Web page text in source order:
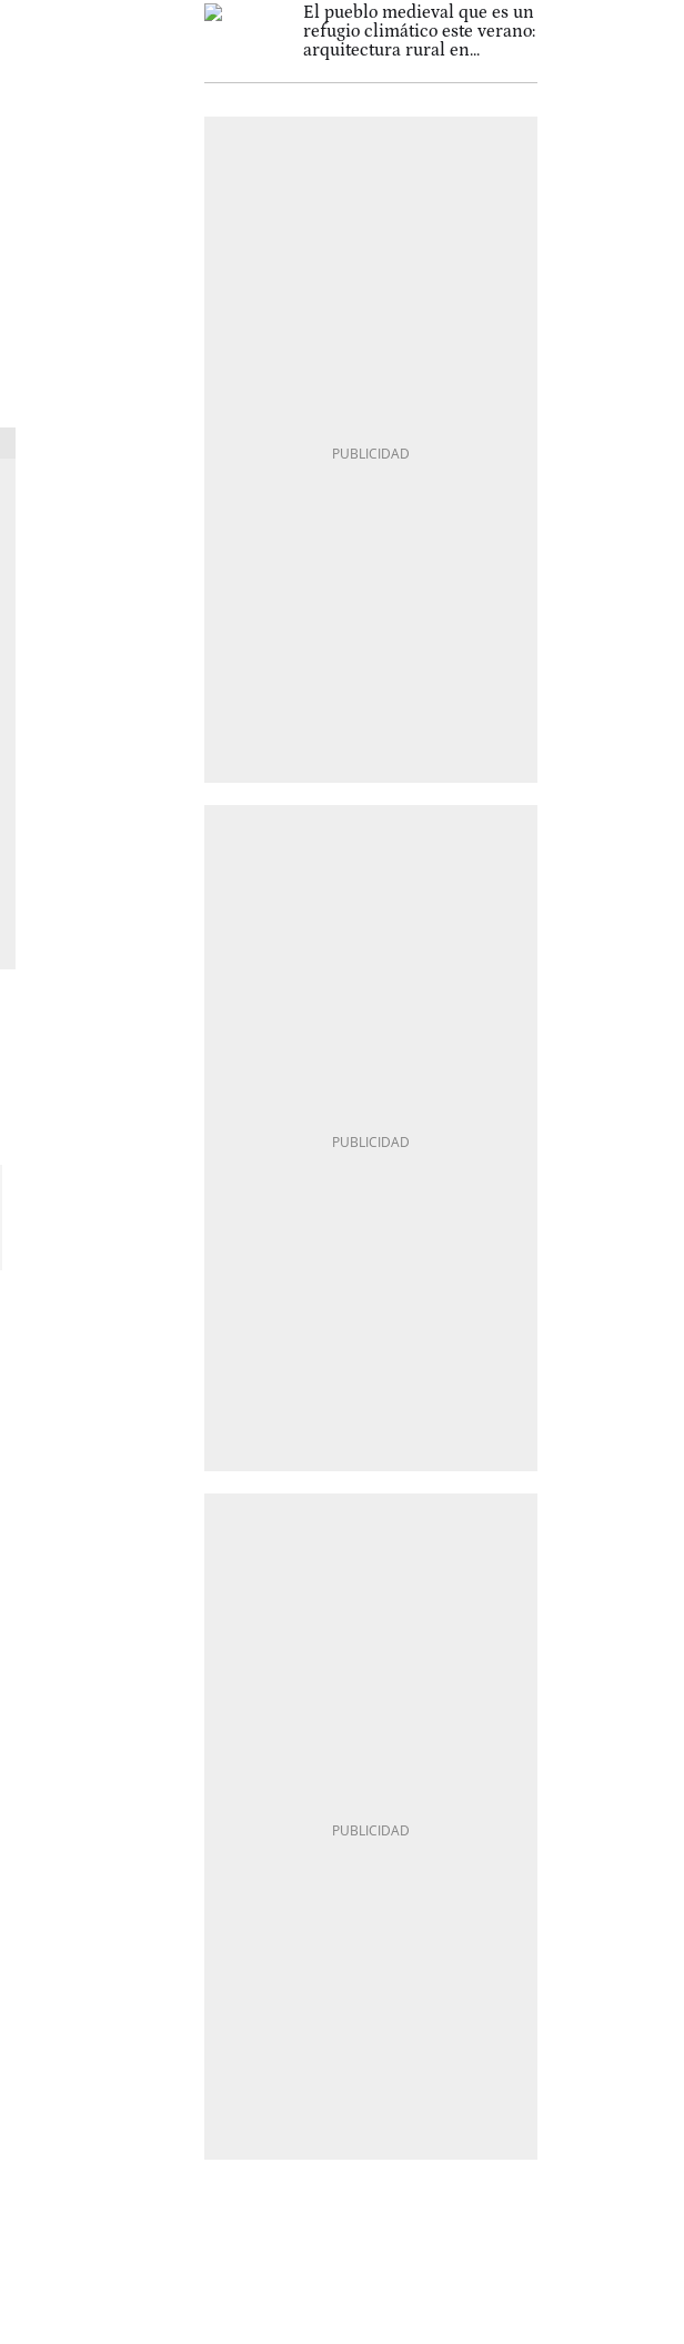
El pueblo medieval que es un
refugio climático este verano:
arquitectura rural en...